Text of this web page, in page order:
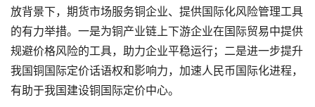
放背景下，期货市场服务铜企业、提供国际化风险管理工具
的有力举措。一是为铜产业链上下游企业在国际贸易中提供
规避价格风险的工具，助力企业平稳运行；二是进一步提升
我国铜国际定价话语权和影响力，加速人民币国际化进程，
有助于我国建设铜国际定价中心。